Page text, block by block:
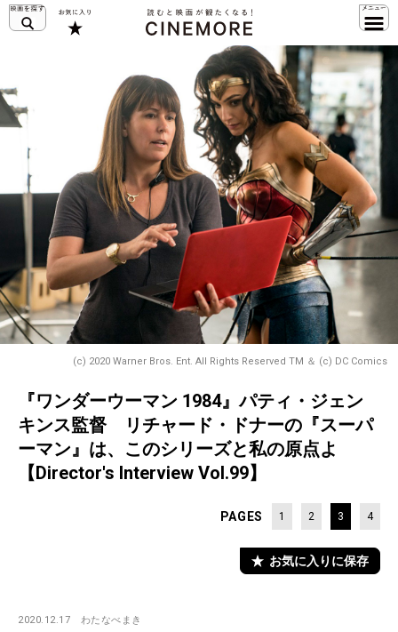
(c) 2020 Warner Bros. Ent. All Rights Reserved TM ＆ (c) DC Comics
『ワンダーウーマン 1984』パティ・ジェン
キンス監督 リチャード・ドナーの『スーパ
ーマン』は、このシリーズと私の原点よ
【Director's Interview Vol.99】
PAGES 1 2 3 4
お気に入りに保存
2020.12.17 わたなべまき